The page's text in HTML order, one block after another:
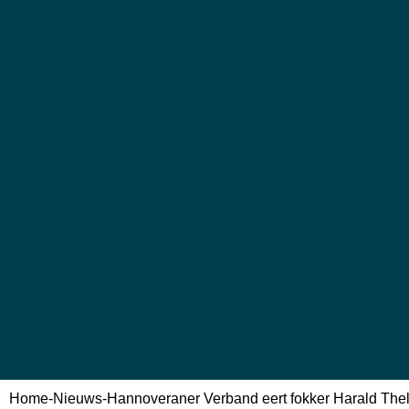
Home-Nieuws-Hannoveraner Verband eert fokker Harald